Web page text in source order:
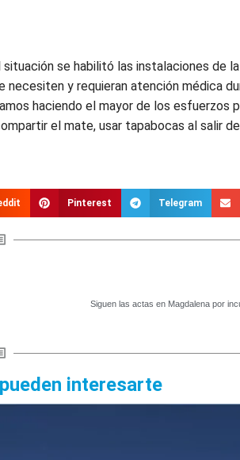
se habilitó las instalaciones de
y requieran atención médica
haciendo el mayor de los esfuerzos
el mate, usar tapabocas al salir
Pinterest Telegram
Siguen las actas en Magdalena por
interesarte